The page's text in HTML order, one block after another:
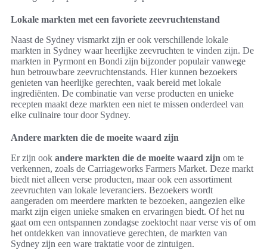
Lokale markten met een favoriete zeevruchtenstand
Naast de Sydney vismarkt zijn er ook verschillende lokale
markten in Sydney waar heerlijke zeevruchten te vinden zijn. De
markten in Pyrmont en Bondi zijn bijzonder populair vanwege
hun betrouwbare zeevruchtenstands. Hier kunnen bezoekers
genieten van heerlijke gerechten, vaak bereid met lokale
ingrediënten. De combinatie van verse producten en unieke
recepten maakt deze markten een niet te missen onderdeel van
elke culinaire tour door Sydney.
Andere markten die de moeite waard zijn
Er zijn ook andere markten die de moeite waard zijn om te
verkennen, zoals de Carriageworks Farmers Market. Deze markt
biedt niet alleen verse producten, maar ook een assortiment
zeevruchten van lokale leveranciers. Bezoekers wordt
aangeraden om meerdere markten te bezoeken, aangezien elke
markt zijn eigen unieke smaken en ervaringen biedt. Of het nu
gaat om een ontspannen zondagse zoektocht naar verse vis of om
het ontdekken van innovatieve gerechten, de markten van
Sydney zijn een ware traktatie voor de zintuigen.